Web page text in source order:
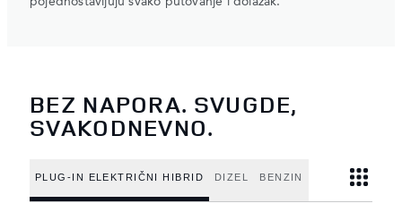
BEZ NAPORA. SVUGDE,
SVAKODNEVNO.
PLUG-IN ELEKTRIČNI HIBRID DIZEL BENZIN